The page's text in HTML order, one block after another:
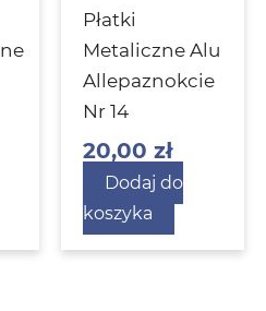
Płatki
Metaliczne Alu
Allepaznokcie
Nr 14
20,00 zł
Dodaj do
koszyka